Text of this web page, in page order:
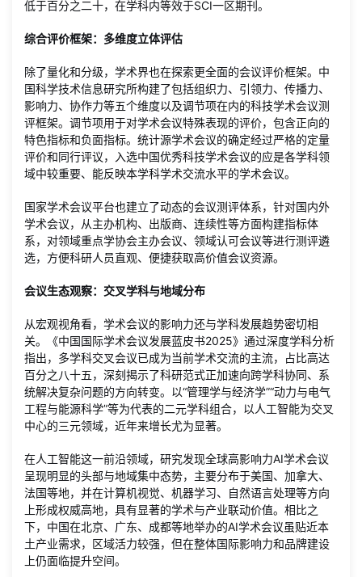
低于百分之二十，在学科内等效于SCI一区期刊。
综合评价框架：多维度立体评估
除了量化和分级，学术界也在探索更全面的会议评价框架。中
国科学技术信息研究所构建了包括组织力、引领力、传播力、
影响力、协作力等五个维度以及调节项在内的科技学术会议测
评框架。调节项用于对学术会议特殊表现的评价，包含正向的
特色指标和负面指标。统计源学术会议的确定经过严格的定量
评价和同行评议，入选中国优秀科技学术会议的应是各学科领
域中较重要、能反映本学科学术交流水平的学术会议。
国家学术会议平台也建立了动态的会议测评体系，针对国内外
学术会议，从主办机构、出版商、连续性等方面构建指标体
系，对领域重点学协会主办会议、领域认可会议等进行测评遴
选，方便科研人员直观、便捷获取高价值会议资源。
会议生态观察：交叉学科与地域分布
从宏观视角看，学术会议的影响力还与学科发展趋势密切相
关。《中国国际学术会议发展蓝皮书2025》通过深度学科分析
指出，多学科交叉会议已成为当前学术交流的主流，占比高达
百分之八十五，深刻揭示了科研范式正加速向跨学科协同、系
统解决复杂问题的方向转变。以“管理学与经济学”“动力与电气
工程与能源科学”等为代表的二元学科组合，以人工智能为交叉
中心的三元领域，近年来增长尤为显著。
在人工智能这一前沿领域，研究发现全球高影响力AI学术会议
呈现明显的头部与地域集中态势，主要分布于美国、加拿大、
法国等地，并在计算机视觉、机器学习、自然语言处理等方向
上形成权威高地，具有显著的学术与产业联动价值。相比之
下，中国在北京、广东、成都等地举办的AI学术会议虽贴近本
土产业需求，区域活力较强，但在整体国际影响力和品牌建设
上仍面临提升空间。